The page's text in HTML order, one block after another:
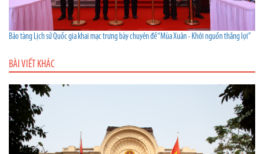
Bảo tàng Lịch sử Quốc gia khai mạc trưng bày chuyên đề “Mùa Xuân - Khởi nguồn thắng lợi”
BÀI VIẾT KHÁC